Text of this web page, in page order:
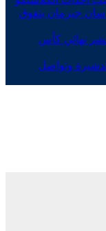
سان جيرمان يتفوق
نهائي كأس
وتواصل